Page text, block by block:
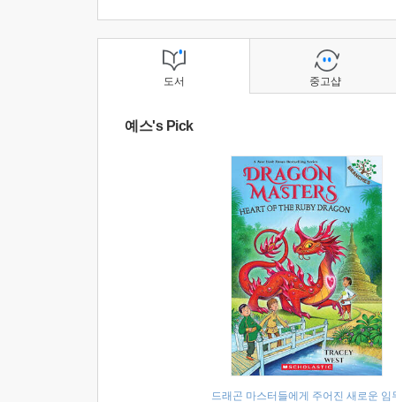
도서
예스's Pick
드래곤 마스터들에게 주어진 새로운 임
중고샵